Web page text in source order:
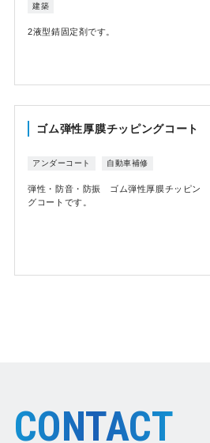
建築
2液型錆固定剤です。
ゴム弾性厚膜チッピングコート
アンダーコート 自動車補修
弾性・防音・防振 ゴム弾性厚膜チッピン
グコートです。
CONTACT